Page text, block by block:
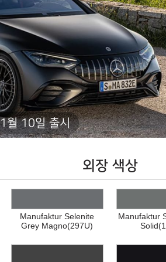
월 10일 출시
외장 색상
Manufaktur Selenite
Grey Magno(297U)
Manufaktur